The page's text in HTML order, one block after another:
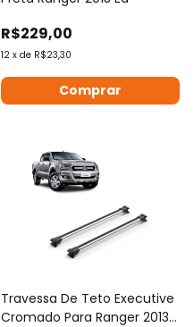
R$229,00
12 x de R$23,30
Travessa De Teto Executive
Cromado Para Ranger 2013